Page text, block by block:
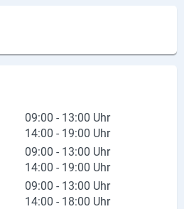
09:00 - 13:00 Uhr
14:00 - 19:00 Uhr
09:00 - 13:00 Uhr
14:00 - 19:00 Uhr
09:00 - 13:00 Uhr
14:00 - 18:00 Uhr